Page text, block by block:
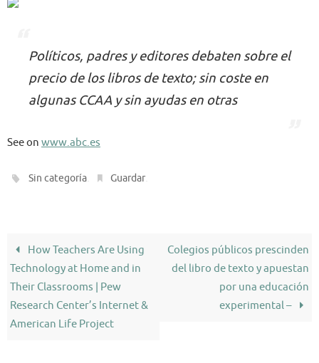
Políticos, padres y editores debaten sobre el
precio de los libros de texto; sin coste en
algunas CCAA y sin ayudas en otras
See on www.abc.es
Sin categoría Guardar
How Teachers Are Using
Technology at Home and in
Their Classrooms | Pew
Research Center’s Internet &
American Life Project
Colegios públicos prescinden
del libro de texto y apuestan
por una educación
experimental –